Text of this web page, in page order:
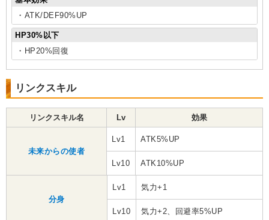
・ATK/DEF90%UP
HP30%以下
・HP20%回復
リンクスキル
リンクスキル名 Lv 効果
未来からの使者
Lv1 ATK5%UP
Lv10 ATK10%UP
分身
Lv1 気力+1
Lv10 気力+2、回避率5%UP